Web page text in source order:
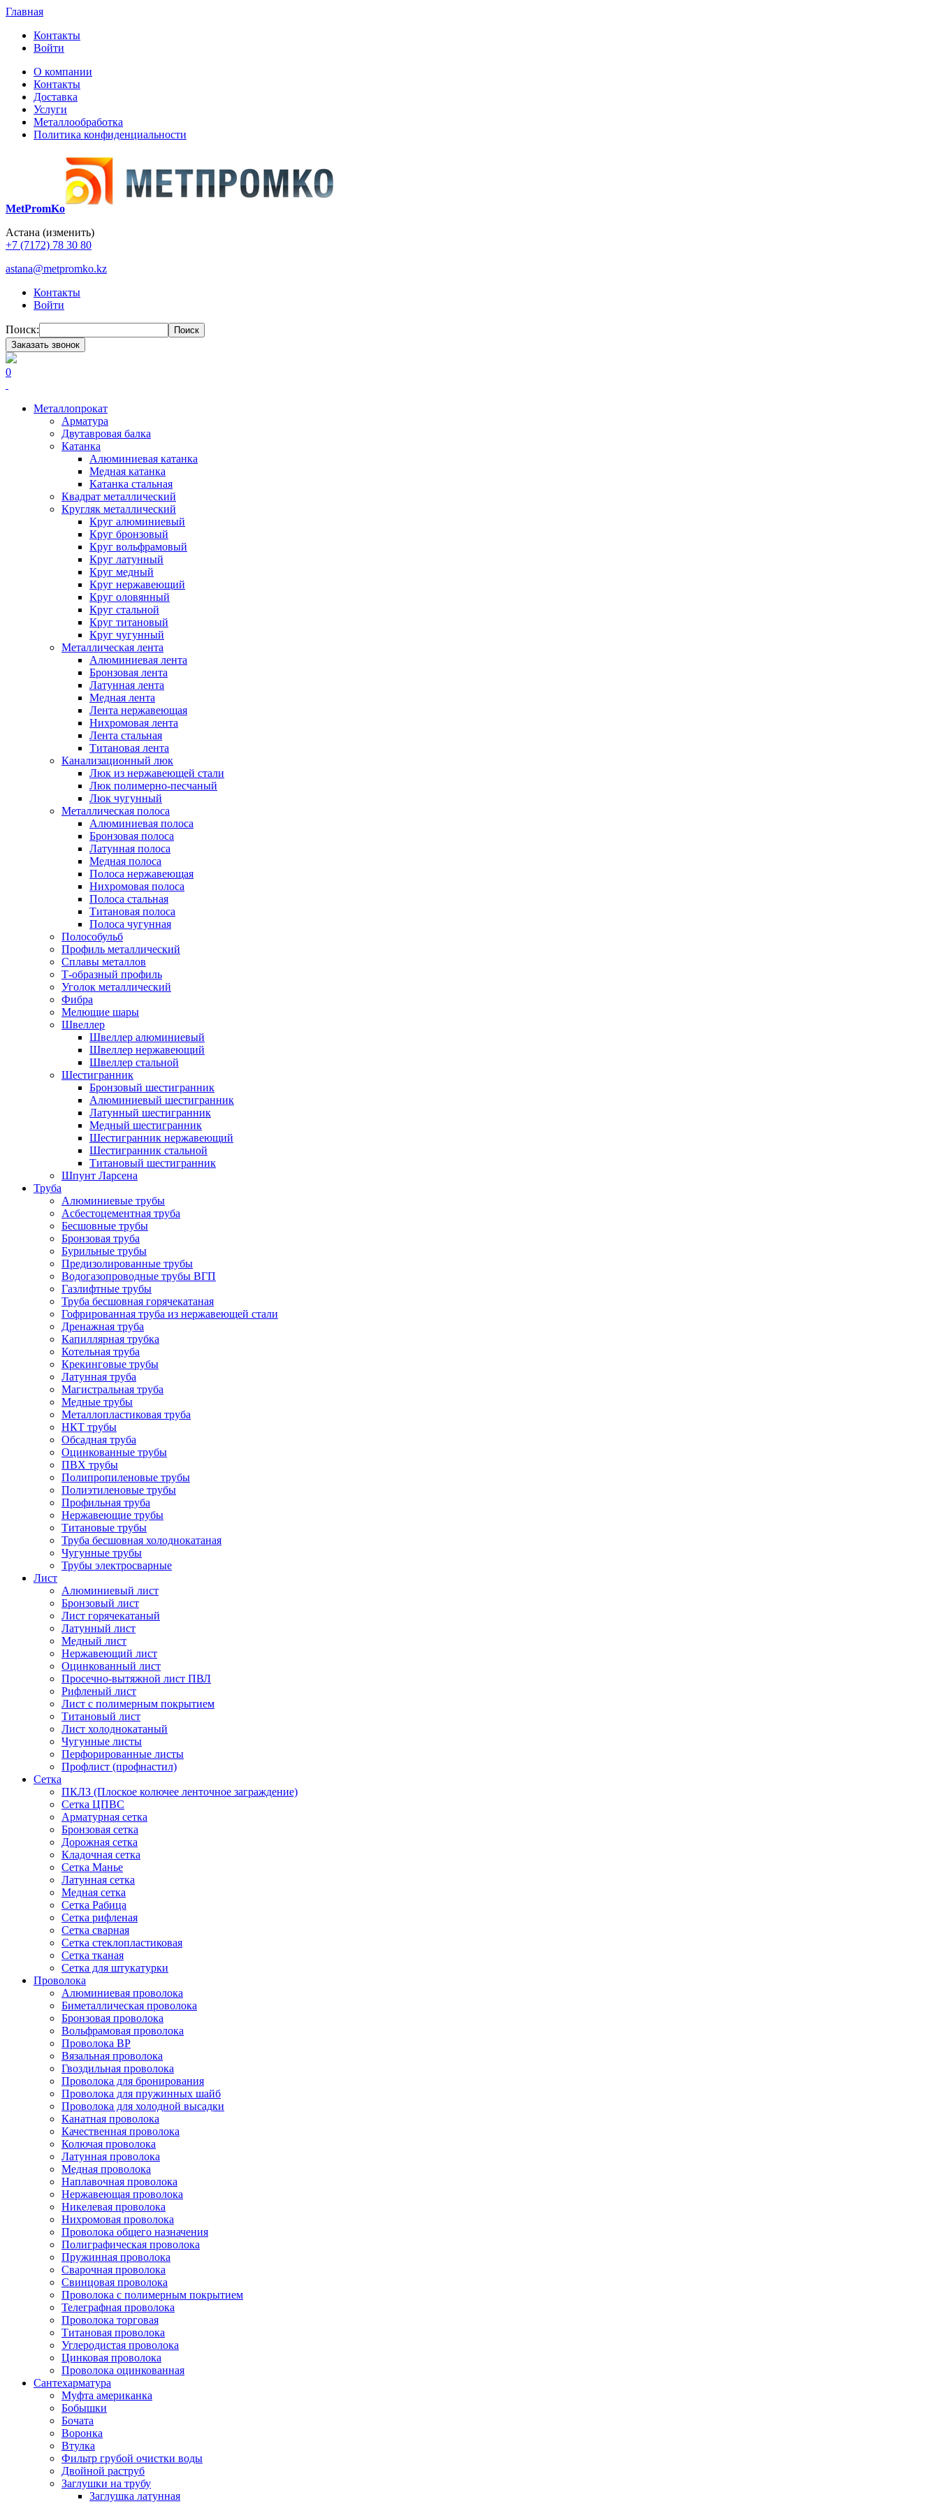
Главная
Контакты
Войти
О компании
Контакты
Доставка
Услуги
Металлообработка
Политика конфиденциальности
MetPromKo
Астана (изменить)
+7 (7172) 78 30 80
astana@metpromko.kz
Контакты
Войти
Поиск:
Поиск
Заказать звонок
0
Металлопрокат
Арматура
Двутавровая балка
Катанка
Алюминиевая катанка
Медная катанка
Катанка стальная
Квадрат металлический
Кругляк металлический
Круг алюминиевый
Круг бронзовый
Круг вольфрамовый
Круг латунный
Круг медный
Круг нержавеющий
Круг оловянный
Круг стальной
Круг титановый
Круг чугунный
Металлическая лента
Алюминиевая лента
Бронзовая лента
Латунная лента
Медная лента
Лента нержавеющая
Нихромовая лента
Лента стальная
Титановая лента
Канализационный люк
Люк из нержавеющей стали
Люк полимерно-песчаный
Люк чугунный
Металлическая полоса
Алюминиевая полоса
Бронзовая полоса
Латунная полоса
Медная полоса
Полоса нержавеющая
Нихромовая полоса
Полоса стальная
Титановая полоса
Полоса чугунная
Полособульб
Профиль металлический
Сплавы металлов
Т-образный профиль
Уголок металлический
Фибра
Мелющие шары
Швеллер
Швеллер алюминиевый
Швеллер нержавеющий
Швеллер стальной
Шестигранник
Бронзовый шестигранник
Алюминиевый шестигранник
Латунный шестигранник
Медный шестигранник
Шестигранник нержавеющий
Шестигранник стальной
Титановый шестигранник
Шпунт Ларсена
Труба
Алюминиевые трубы
Асбестоцементная труба
Бесшовные трубы
Бронзовая труба
Бурильные трубы
Предизолированные трубы
Водогазопроводные трубы ВГП
Газлифтные трубы
Труба бесшовная горячекатаная
Гофрированная труба из нержавеющей стали
Дренажная труба
Капиллярная трубка
Котельная труба
Крекинговые трубы
Латунная труба
Магистральная труба
Медные трубы
Металлопластиковая труба
НКТ трубы
Обсадная труба
Оцинкованные трубы
ПВХ трубы
Полипропиленовые трубы
Полиэтиленовые трубы
Профильная труба
Нержавеющие трубы
Титановые трубы
Труба бесшовная холоднокатаная
Чугунные трубы
Трубы электросварные
Лист
Алюминиевый лист
Бронзовый лист
Лист горячекатаный
Латунный лист
Медный лист
Нержавеющий лист
Оцинкованный лист
Просечно-вытяжной лист ПВЛ
Рифленый лист
Лист с полимерным покрытием
Титановый лист
Лист холоднокатаный
Чугунные листы
Перфорированные листы
Профлист (профнастил)
Сетка
ПКЛЗ (Плоское колючее ленточное заграждение)
Сетка ЦПВС
Арматурная сетка
Бронзовая сетка
Дорожная сетка
Кладочная сетка
Сетка Манье
Латунная сетка
Медная сетка
Сетка Рабица
Сетка рифленая
Сетка сварная
Сетка стеклопластиковая
Сетка тканая
Сетка для штукатурки
Проволока
Алюминиевая проволока
Биметаллическая проволока
Бронзовая проволока
Вольфрамовая проволока
Проволока ВР
Вязальная проволока
Гвоздильная проволока
Проволока для бронирования
Проволока для пружинных шайб
Проволока для холодной высадки
Канатная проволока
Качественная проволока
Колючая проволока
Латунная проволока
Медная проволока
Наплавочная проволока
Нержавеющая проволока
Никелевая проволока
Нихромовая проволока
Проволока общего назначения
Полиграфическая проволока
Пружинная проволока
Сварочная проволока
Свинцовая проволока
Проволока с полимерным покрытием
Телеграфная проволока
Проволока торговая
Титановая проволока
Углеродистая проволока
Цинковая проволока
Проволока оцинкованная
Сантехарматура
Муфта американка
Бобышки
Бочата
Воронка
Втулка
Фильтр грубой очистки воды
Двойной раструб
Заглушки на трубу
Заглушка латунная